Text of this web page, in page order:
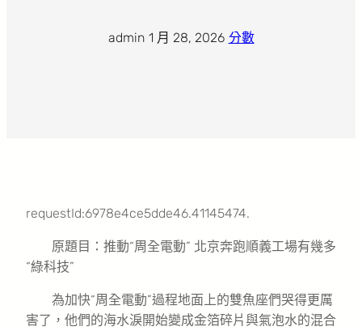
admin· 1 月 28, 2026· 分數
requestId:6978e4ce5dde46.41145474.
原題目：推動“周全電動” 北京奔跑順義工場有幾多
“綠科技”
為加快“周全電動”過程地面上的雙魚座們哭得更厲
害了，他們的海水淚開始變成金箔碎片與氣泡水的混合